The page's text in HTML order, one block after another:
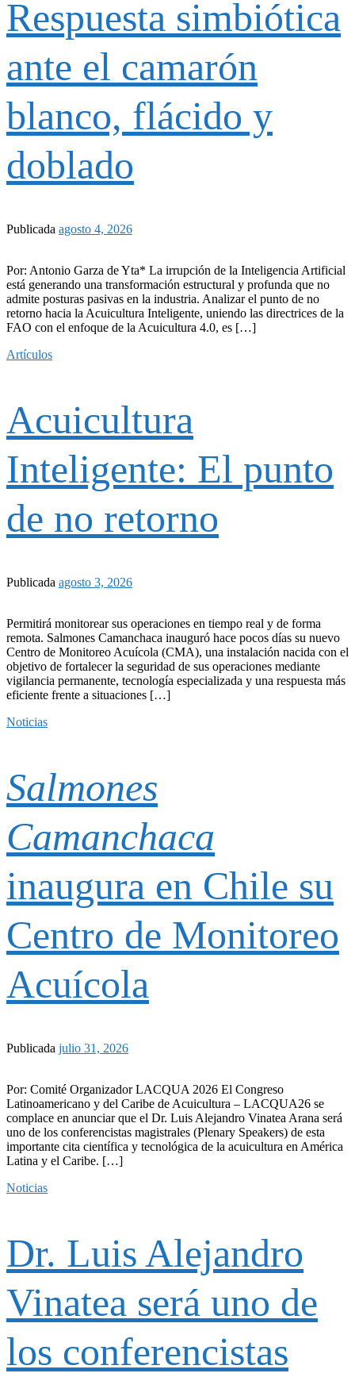
Respuesta simbiótica
ante el camarón
blanco, flácido y
doblado
Publicada agosto 4, 2026
Por: Antonio Garza de Yta* La irrupción de la Inteligencia Artificial
está generando una transformación estructural y profunda que no
admite posturas pasivas en la industria. Analizar el punto de no
retorno hacia la Acuicultura Inteligente, uniendo las directrices de la
FAO con el enfoque de la Acuicultura 4.0, es […]
Artículos
Acuicultura
Inteligente: El punto
de no retorno
Publicada agosto 3, 2026
Permitirá monitorear sus operaciones en tiempo real y de forma
remota. Salmones Camanchaca inauguró hace pocos días su nuevo
Centro de Monitoreo Acuícola (CMA), una instalación nacida con el
objetivo de fortalecer la seguridad de sus operaciones mediante
vigilancia permanente, tecnología especializada y una respuesta más
eficiente frente a situaciones […]
Noticias
Salmones
Camanchaca
inaugura en Chile su
Centro de Monitoreo
Acuícola
Publicada julio 31, 2026
Por: Comité Organizador LACQUA 2026 El Congreso
Latinoamericano y del Caribe de Acuicultura – LACQUA26 se
complace en anunciar que el Dr. Luis Alejandro Vinatea Arana será
uno de los conferencistas magistrales (Plenary Speakers) de esta
importante cita científica y tecnológica de la acuicultura en América
Latina y el Caribe. […]
Noticias
Dr. Luis Alejandro
Vinatea será uno de
los conferencistas